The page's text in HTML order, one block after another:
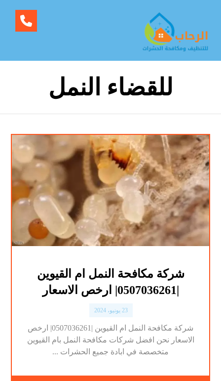
للقضاء النمل
شركة مكافحة النمل ام القيوين
|0507036261| ارخص الاسعار
23 يونيو، 2024
شركة مكافحة النمل ام القيوين |0507036261| ارخص
الاسعار نحن افضل شركات مكافحة النمل بام القيوين
متخصصة في ابادة جميع الحشرات ...